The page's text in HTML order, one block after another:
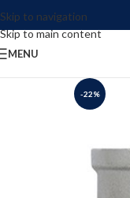
Skip to navigation
Skip to main content
MENU
-22%